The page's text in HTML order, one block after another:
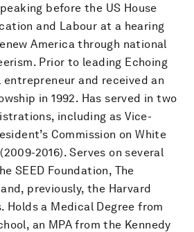
before the US House
and Labour at a hearing
America through national
Prior to leading Echoing
entrepreneur and received an
in 1992. Has served in two
including as Vice-
Commission on White
2016). Serves on several
SEED Foundation, The
previously, the Harvard
Holds a Medical Degree from
an MPA from the Kennedy